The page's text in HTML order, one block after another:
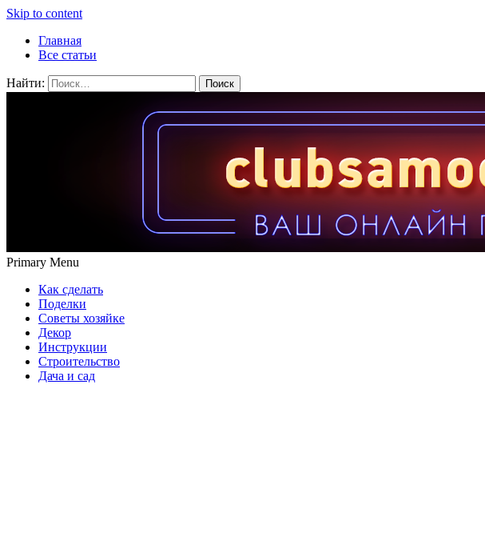
Skip to content
Главная
Все статьи
Найти:
Primary Menu
Как сделать
Поделки
Советы хозяйке
Декор
Инструкции
Строительство
Дача и сад